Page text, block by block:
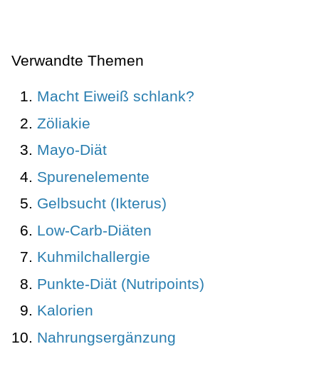
Verwandte Themen
Macht Eiweiß schlank?
Zöliakie
Mayo-Diät
Spurenelemente
Gelbsucht (Ikterus)
Low-Carb-Diäten
Kuhmilchallergie
Punkte-Diät (Nutripoints)
Kalorien
Nahrungsergänzung